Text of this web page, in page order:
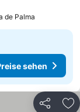
de Palma
sehen
Teilen